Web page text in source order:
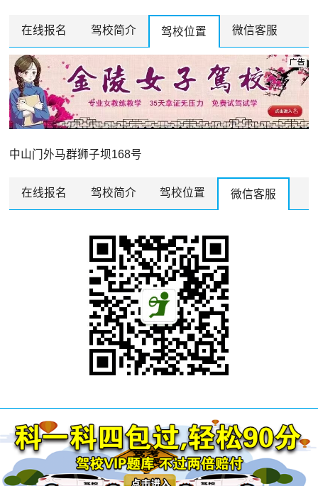
在线报名 驾校简介 驾校位置 微信客服
中山门外马群狮子坝168号
在线报名 驾校简介 驾校位置 微信客服